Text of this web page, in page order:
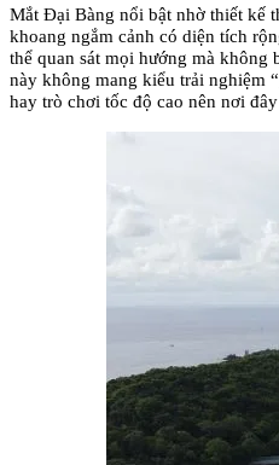
Mắt Đại Bàng nổi bật nhờ thiết kế
khoang ngắm cảnh có diện tích
thể quan sát mọi hướng mà không
này không mang kiểu trải nghiệm
hay trò chơi tốc độ cao nên nơi